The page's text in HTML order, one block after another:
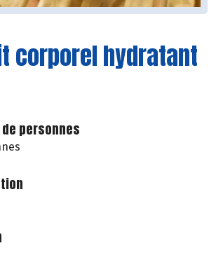
corporel hydratant
de personnes